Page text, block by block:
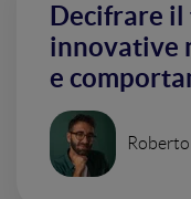
Decifrare
innovative
e